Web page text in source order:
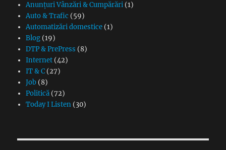
Anunțuri Vânzări & Cumpărări(1)
Auto & Trafic (59)
Automatizări domestice(1)
Blog(19)
DTP & PrePress (8)
Internet(42)
IT & C(27)
Job(8)
Politică(72)
Today I Listen(30)